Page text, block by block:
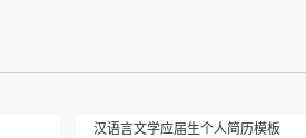
汉语言文学应届生个人简历模板